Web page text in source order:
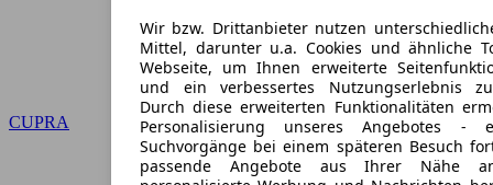
Wir bzw. Drittanbieter nutzen
Mittel, darunter u.a. Cookies und ähnliche
Webseite, um Ihnen erweiterte
und ein verbessertes Nutzungserlebnis
Durch diese erweiterten Funktionalitäten
Personalisierung unseres Angebotes
Suchvorgänge bei einem späteren Besuch
passende Angebote aus Ihrer Nähe
CUPRA